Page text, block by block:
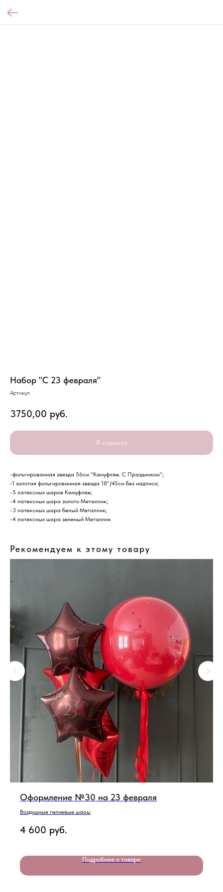
Набор "С 23 февраля"
Артикул:
3750,00 руб.
В корзину
-фольгированная звезда 56см "Камуфляж. С Праздником";
-1 золотая фольгированная звезда 18"/45см без надписи;
-5 латексных шаров Камуфляж;
-4 латексных шара золото Металлик;
-3 латексных шара белый Металлик;
-4 латексных шара зеленый Металлик
Рекомендуем к этому товару
Оформление №30 на 23 февраля
Воздушные гелиевые шары
4 600 руб.
Подробнее о товаре